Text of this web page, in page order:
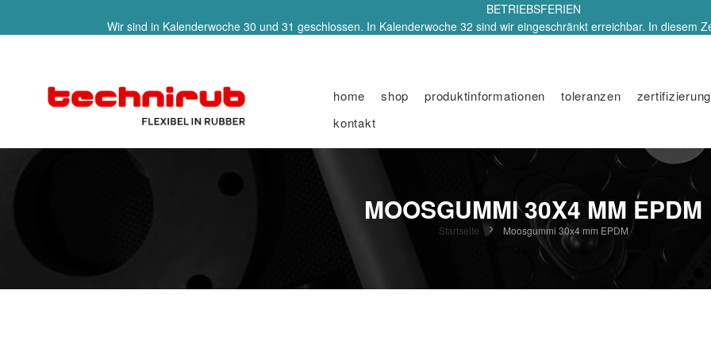
BETRIEBSFERIEN
Wir sind in Kalenderwoche 30 und 31 geschlossen. In Kalenderwoche 32 sind wir eingeschränkt erreichbar. In diesem
home shop produktinformationen toleranzen zertifizierung
kontakt
MOOSGUMMI 30X4 MM EPDM
Startseite Moosgummi 30x4 mm EPDM